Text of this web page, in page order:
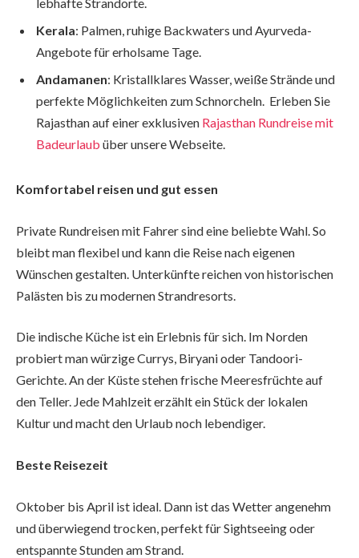
Kerala: Palmen, ruhige Backwaters und Ayurveda-
Angebote für erholsame Tage.
Andamanen: Kristallklares Wasser, weiße Strände und
perfekte Möglichkeiten zum Schnorcheln. Erleben Sie
Rajasthan auf einer exklusiven Rajasthan Rundreise mit
Badeurlaub über unsere Webseite.
Komfortabel reisen und gut essen
Private Rundreisen mit Fahrer sind eine beliebte Wahl. So
bleibt man flexibel und kann die Reise nach eigenen
Wünschen gestalten. Unterkünfte reichen von historischen
Palästen bis zu modernen Strandresorts.
Die indische Küche ist ein Erlebnis für sich. Im Norden
probiert man würzige Currys, Biryani oder Tandoori-
Gerichte. An der Küste stehen frische Meeresfrüchte auf
den Teller. Jede Mahlzeit erzählt ein Stück der lokalen
Kultur und macht den Urlaub noch lebendiger.
Beste Reisezeit
Oktober bis April ist ideal. Dann ist das Wetter angenehm
und überwiegend trocken, perfekt für Sightseeing oder
entspannte Stunden am Strand.